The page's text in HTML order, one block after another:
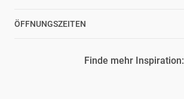
ÖFFNUNGSZEITEN
Finde mehr Inspiration: